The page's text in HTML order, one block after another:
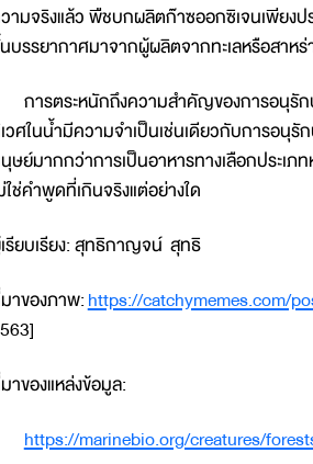
ามจริงแล้ว พืชบกผลิตก๊าซออกซิเจนเพียง
บรรยากาศมาจากผู้ผลิตจากทะเลหรือสาหร่
การตระหนักถึงความสำคัญของการอนุรักษ์
วศในน้ำมีความจำเป็นเช่นเดียวกับการอนุ
ษย์มากกว่าการเป็นอาหารทางเลือกประเภ
ใช่คำพูดที่เกินจริงแต่อย่างใด
รียบเรียง: สุทธิกาญจน์ สุทธิ
าของภาพ:https://catchymemes.com/
าของแหล่งข้อมูล:
https://marinebio.org/creatures/